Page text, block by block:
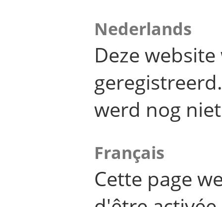
Nederlands
Deze
werd nog
Français
Cette page